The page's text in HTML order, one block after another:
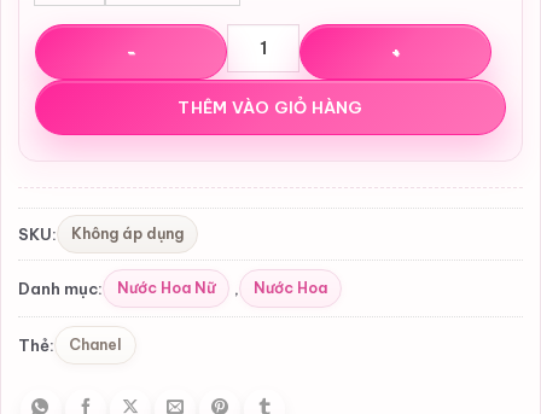
Nước hoa Chanel Chance Eau Fraiche EDP số lượng
THÊM VÀO GIỎ HÀNG
SKU: Không áp dụng
Danh mục: Nước Hoa Nữ , Nước Hoa
Thẻ: Chanel